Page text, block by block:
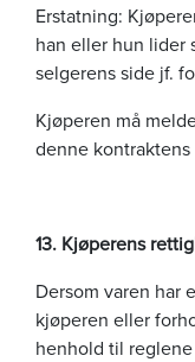
Erstatning:
han eller hun lider
selgerens side jf.
Kjøperen må
denne kontraktens
13. Kjøperens
Dersom varen har
kjøperen eller
henhold til